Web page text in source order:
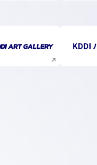
新規ウィンドウで開く